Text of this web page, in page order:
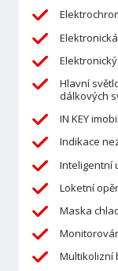
Hlavní
dálkových
IN KEY
Indikace
Inteligentní
Loketní
Maska
Multikolizní